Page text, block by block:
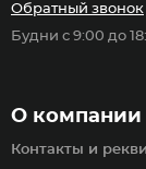
О компании
Контакты и
Обратный звонок
Будни с 9:00 до